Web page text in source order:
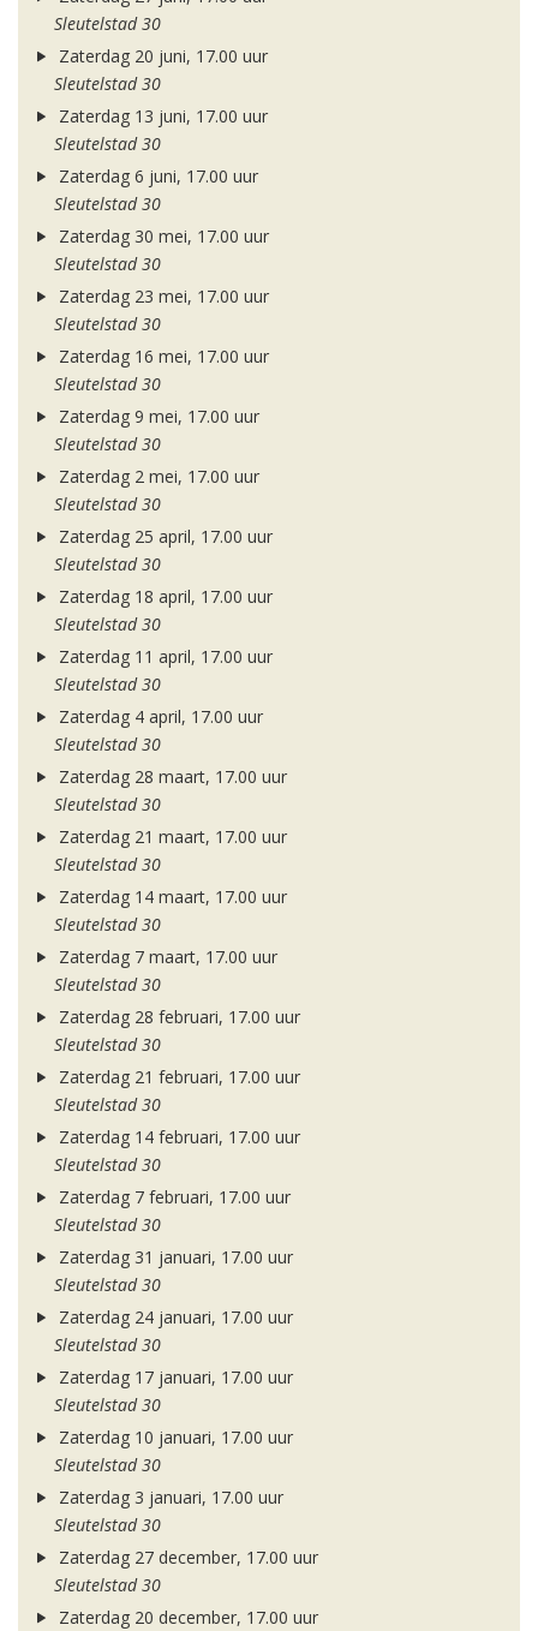
Sleutelstad 30
Zaterdag 20 juni, 17.00 uur
Sleutelstad 30
Zaterdag 13 juni, 17.00 uur
Sleutelstad 30
Zaterdag 6 juni, 17.00 uur
Sleutelstad 30
Zaterdag 30 mei, 17.00 uur
Sleutelstad 30
Zaterdag 23 mei, 17.00 uur
Sleutelstad 30
Zaterdag 16 mei, 17.00 uur
Sleutelstad 30
Zaterdag 9 mei, 17.00 uur
Sleutelstad 30
Zaterdag 2 mei, 17.00 uur
Sleutelstad 30
Zaterdag 25 april, 17.00 uur
Sleutelstad 30
Zaterdag 18 april, 17.00 uur
Sleutelstad 30
Zaterdag 11 april, 17.00 uur
Sleutelstad 30
Zaterdag 4 april, 17.00 uur
Sleutelstad 30
Zaterdag 28 maart, 17.00 uur
Sleutelstad 30
Zaterdag 21 maart, 17.00 uur
Sleutelstad 30
Zaterdag 14 maart, 17.00 uur
Sleutelstad 30
Zaterdag 7 maart, 17.00 uur
Sleutelstad 30
Zaterdag 28 februari, 17.00 uur
Sleutelstad 30
Zaterdag 21 februari, 17.00 uur
Sleutelstad 30
Zaterdag 14 februari, 17.00 uur
Sleutelstad 30
Zaterdag 7 februari, 17.00 uur
Sleutelstad 30
Zaterdag 31 januari, 17.00 uur
Sleutelstad 30
Zaterdag 24 januari, 17.00 uur
Sleutelstad 30
Zaterdag 17 januari, 17.00 uur
Sleutelstad 30
Zaterdag 10 januari, 17.00 uur
Sleutelstad 30
Zaterdag 3 januari, 17.00 uur
Sleutelstad 30
Zaterdag 27 december, 17.00 uur
Sleutelstad 30
Zaterdag 20 december, 17.00 uur